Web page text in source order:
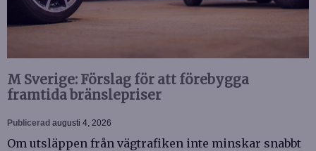
M Sverige: Förslag för att förebygga
framtida bränslepriser
Publicerad augusti 4, 2026
Om utsläppen från vägtrafiken inte minskar snabbt